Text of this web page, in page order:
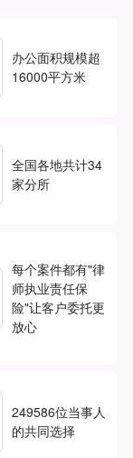
办公面积规模超
16000平方米
全国各地共计34
家分所
每个案件都有"律
师执业责任保
险"让客户委托更
放心
249586位当事人
的共同选择